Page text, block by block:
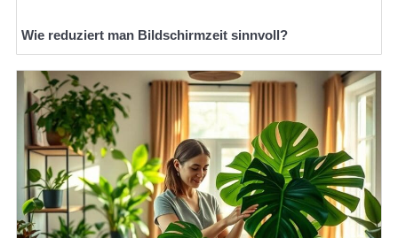
Wie reduziert man Bildschirmzeit sinnvoll?